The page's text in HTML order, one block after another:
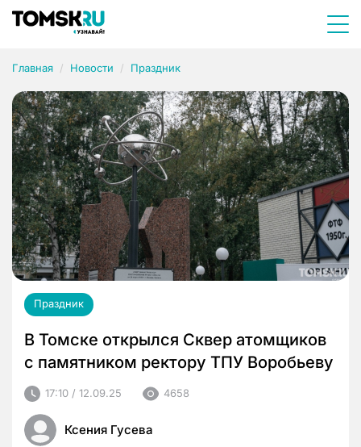
Главная Новости Праздник
Праздник
В Томске открылся Сквер атомщиков
с памятником ректору ТПУ Воробьеву
17:10 / 12.09.25 4658
Ксения Гусева